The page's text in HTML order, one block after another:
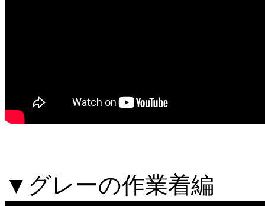
▼グレーの作業着編